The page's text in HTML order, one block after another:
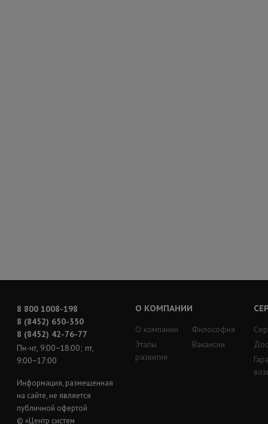
8 800 1008-198
8 (8452) 650-350
8 (8452) 42-76-77
Пн-чт, 9:00−18:00; пт,
9:00−17:00
Информация, размещенная
на сайте, не является
публичной офертой
© «Центр систем
О КОМПАНИИ
О компании
Этапы
развития
Философия
Вакансии